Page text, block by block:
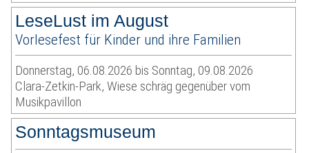
LeseLust im August
Vorlesefest für Kinder und ihre Familien
Donnerstag, 06.08.2026 bis Sonntag, 09.08.2026
Clara-Zetkin-Park, Wiese schräg gegenüber vom
Musikpavillon
Sonntagsmuseum